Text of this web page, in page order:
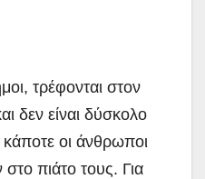
τρέφονται στον
δεν είναι δύσκολο
κάποτε οι άνθρωποι
πιάτο τους. Για